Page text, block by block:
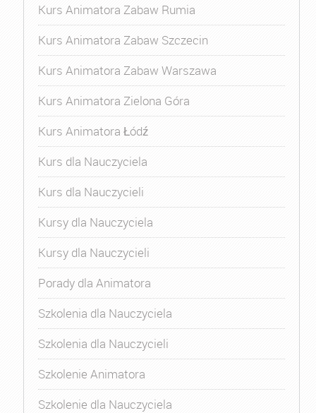
Kurs Animatora Zabaw Rumia
Kurs Animatora Zabaw Szczecin
Kurs Animatora Zabaw Warszawa
Kurs Animatora Zielona Góra
Kurs Animatora Łódź
Kurs dla Nauczyciela
Kurs dla Nauczycieli
Kursy dla Nauczyciela
Kursy dla Nauczycieli
Porady dla Animatora
Szkolenia dla Nauczyciela
Szkolenia dla Nauczycieli
Szkolenie Animatora
Szkolenie dla Nauczyciela